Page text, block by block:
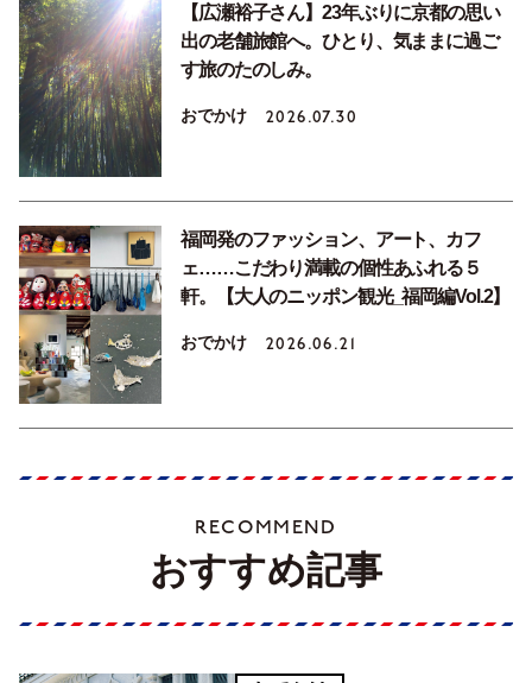
【広瀬裕子さん】23年ぶりに京都の思い
出の老舗旅館へ。ひとり、気ままに過ご
す旅のたのしみ。
おでかけ 2026.07.30
福岡発のファッション、アート、カフ
ェ……こだわり満載の個性あふれる５
軒。【大人のニッポン観光_福岡編Vol.2】
おでかけ 2026.06.21
RECOMMEND
おすすめ記事